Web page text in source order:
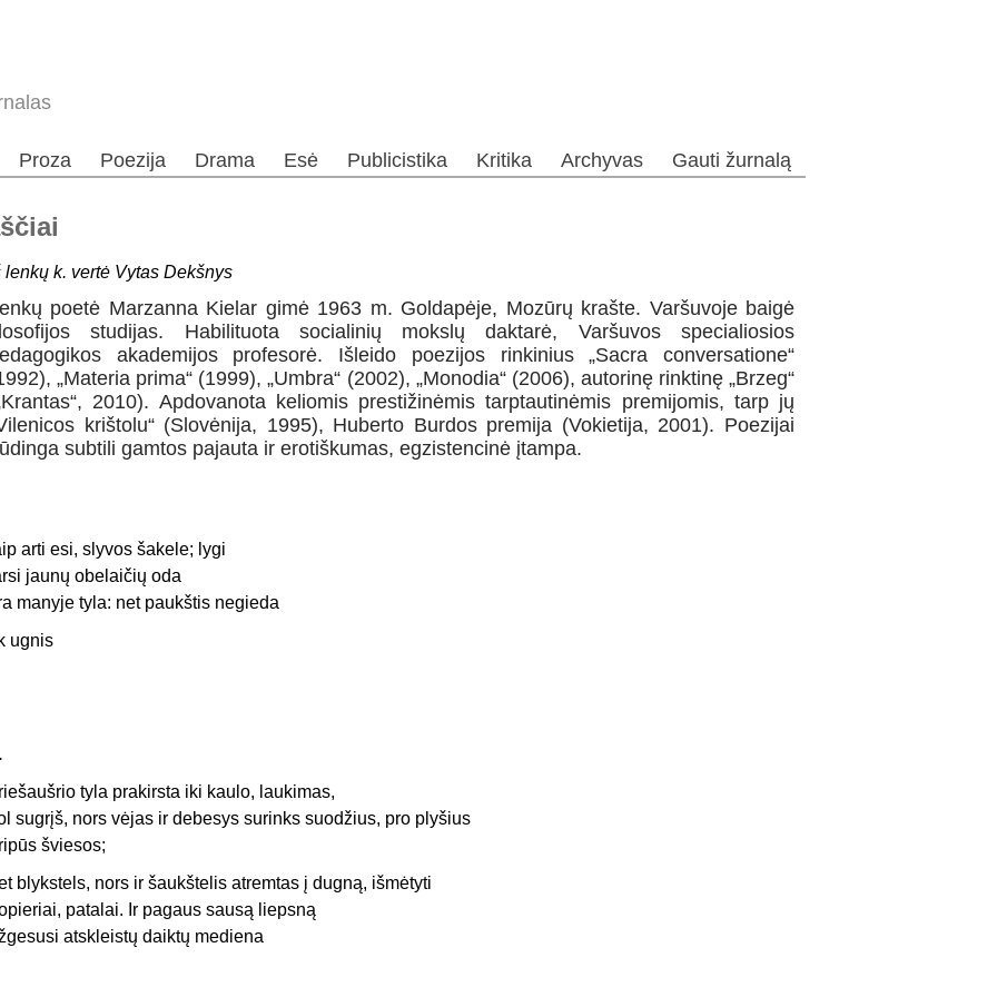
Proza Poezija Drama Esė Publicistika Kritika Archyvas Gauti žurnalą
lenkų k. vertė Vytas Dekšnys
poetė Marzanna Kielar gimė 1963 m. Goldapėje, Mozūrų krašte. Varšuvoje baigė
studijas. Habilituota socialinių mokslų daktarė, Varšuvos specialiosios
akademijos profesorė. Išleido poezijos rinkinius „Sacra conversatione“
„Materia prima“ (1999), „Umbra“ (2002), „Monodia“ (2006), autorinę rinktinę „Brzeg“
2010). Apdovanota keliomis prestižinėmis tarptautinėmis premijomis, tarp jų
krištolu“ (Slovėnija, 1995), Huberto Burdos premija (Vokietija, 2001). Poezijai
subtili gamtos pajauta ir erotiškumas, egzistencinė įtampa.
arti esi, slyvos šakele; lygi
jaunų obelaičių oda
manyje tyla: net paukštis negieda
ugnis
tyla prakirsta iki kaulo, laukimas,
sugrįš, nors vėjas ir debesys surinks suodžius, pro plyšius
šviesos;
blykstels, nors ir šaukštelis atremtas į dugną, išmėtyti
patalai. Ir pagaus sausą liepsną
atskleistų daiktų mediena